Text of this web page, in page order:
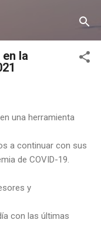
la
una herramienta
a continuar con sus
de COVID-19.
y
con las últimas